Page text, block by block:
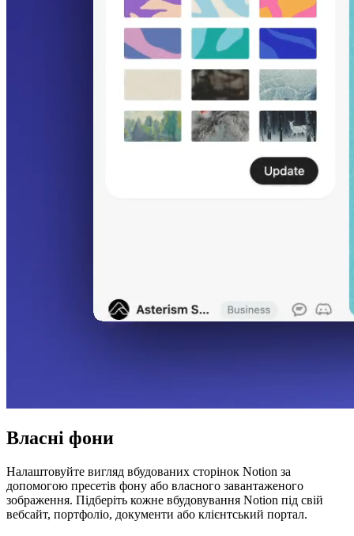
Власні фони
Налаштовуйте вигляд вбудованих сторінок Notion за
допомогою пресетів фону або власного завантаженого
зображення. Підберіть кожне вбудовування Notion під свій
вебсайт, портфоліо, документи або клієнтський портал.